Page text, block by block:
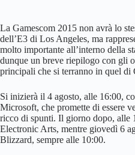
La Gamescom 2015 non avrà lo
dell’E3 di Los Angeles, ma
molto importante all’interno della
dunque un breve riepilogo con gli
principali che si terranno in quel di
Si inizierà il 4 agosto, alle 16:00,
Microsoft, che promette di essere
ricco di spunti. Il giorno dopo, alle
Electronic Arts, mentre giovedì 6
Blizzard, sempre alle 10:00.